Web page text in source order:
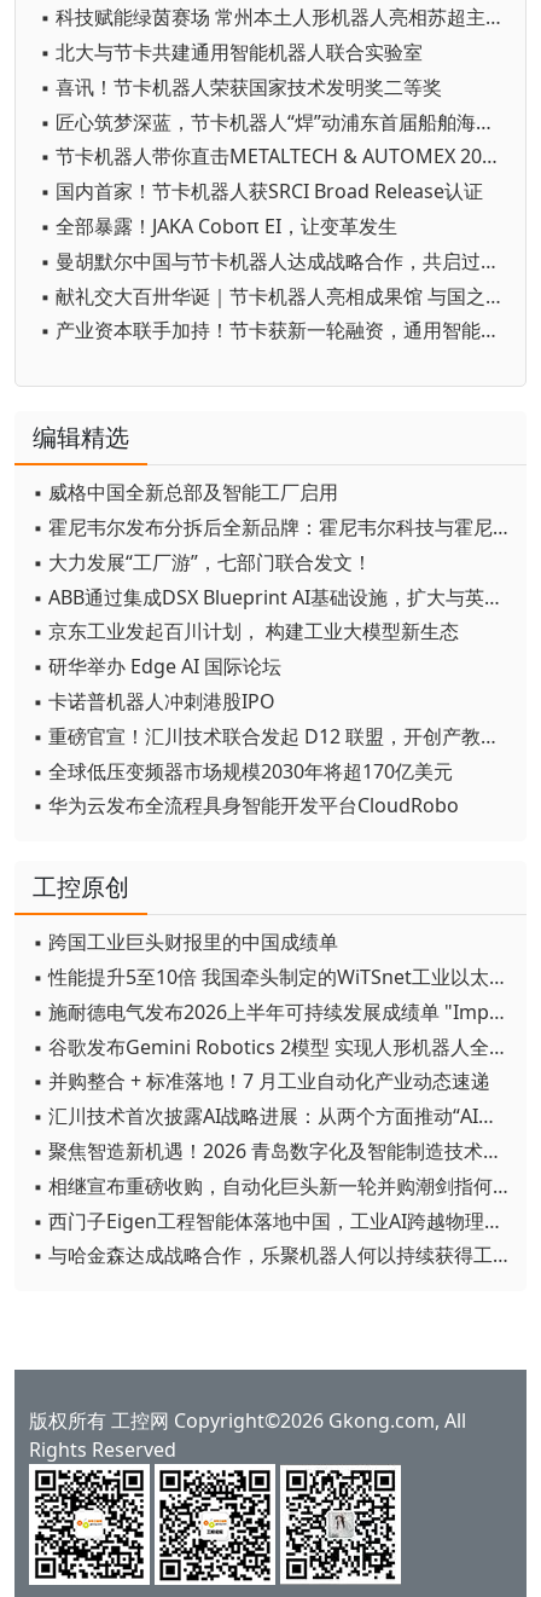
▪ 科技赋能绿茵赛场 常州本土人形机器人亮相苏超主场
▪ 北大与节卡共建通用智能机器人联合实验室
▪ 喜讯！节卡机器人荣获国家技术发明奖二等奖
▪ 匠心筑梦深蓝，节卡机器人“焊”动浦东首届船舶海工技能竞赛
▪ 节卡机器人带你直击METALTECH & AUTOMEX 2026
▪ 国内首家！节卡机器人获SRCI Broad Release认证
▪ 全部暴露！JAKA Coboπ EI，让变革发生
▪ 曼胡默尔中国与节卡机器人达成战略合作，共启过滤科技智慧时代
▪ 献礼交大百卅华诞｜节卡机器人亮相成果馆 与国之重器共展中国科创力量
▪ 产业资本联手加持！节卡获新一轮融资，通用智能战略再加码
编辑精选
▪ 威格中国全新总部及智能工厂启用
▪ 霍尼韦尔发布分拆后全新品牌：霍尼韦尔科技与霍尼韦尔航空航天
▪ 大力发展“工厂游”，七部门联合发文！
▪ ABB通过集成DSX Blueprint AI基础设施，扩大与英伟达的合作
▪ 京东工业发起百川计划， 构建工业大模型新生态
▪ 研华举办 Edge AI 国际论坛
▪ 卡诺普机器人冲刺港股IPO
▪ 重磅官宣！汇川技术联合发起 D12 联盟，开创产教融合新范式
▪ 全球低压变频器市场规模2030年将超170亿美元
▪ 华为云发布全流程具身智能开发平台CloudRobo
工控原创
▪ 跨国工业巨头财报里的中国成绩单
▪ 性能提升5至10倍 我国牵头制定的WiTSnet工业以太网国际标准正式发布
▪ 施耐德电气发布2026上半年可持续发展成绩单 "Impact 2030"路线图开局稳健
▪ 谷歌发布Gemini Robotics 2模型 实现人形机器人全身智能控制突破
▪ 并购整合 + 标准落地！7 月工业自动化产业动态速递
▪ 汇川技术首次披露AI战略进展：从两个方面推动“AI业务化”落地
▪ 聚焦智造新机遇！2026 青岛数字化及智能制造技术论坛圆满落幕
▪ 相继宣布重磅收购，自动化巨头新一轮并购潮剑指何方？
▪ 西门子Eigen工程智能体落地中国，工业AI跨越物理世界“确定性”拐点
▪ 与哈金森达成战略合作，乐聚机器人何以持续获得工业巨头青睐？
版权所有 工控网 Copyright©2026 Gkong.com, All
Rights Reserved